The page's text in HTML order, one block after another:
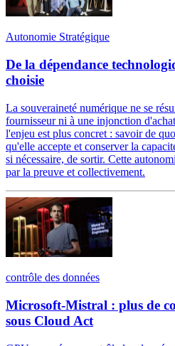
Autonomie Stratégique
De la dépendance
choisie
La souveraineté numérique ne se
fournisseur ni à une injonction
l'enjeu est plus concret : savoir de
qu'elle accepte et conserver la
si nécessaire, de sortir. Cette
par la preuve et collectivement.
contrôle des données
Microsoft-Mistral : plus de
sous Cloud Act